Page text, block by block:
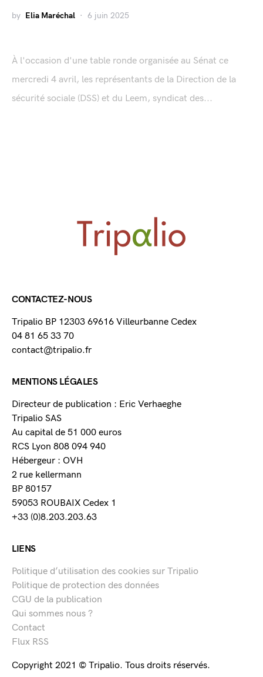
by Elia Maréchal 6 juin 2025
À l'occasion d'une table ronde organisée au Sénat ce
mercredi 4 avril, les représentants de la Direction de la
sécurité sociale (DSS) et du Leem, syndicat des...
CONTACTEZ-NOUS
Tripalio BP 12303 69616 Villeurbanne Cedex
04 81 65 33 70
contact@tripalio.fr
MENTIONS LÉGALES
Directeur de publication : Eric Verhaeghe
Tripalio SAS
Au capital de 51 000 euros
RCS Lyon 808 094 940
Hébergeur : OVH
2 rue kellermann
BP 80157
59053 ROUBAIX Cedex 1
+33 (0)8.203.203.63
LIENS
Politique d’utilisation des cookies sur Tripalio
Politique de protection des données
CGU de la publication
Qui sommes nous ?
Contact
Flux RSS
Copyright 2021 © Tripalio. Tous droits réservés.